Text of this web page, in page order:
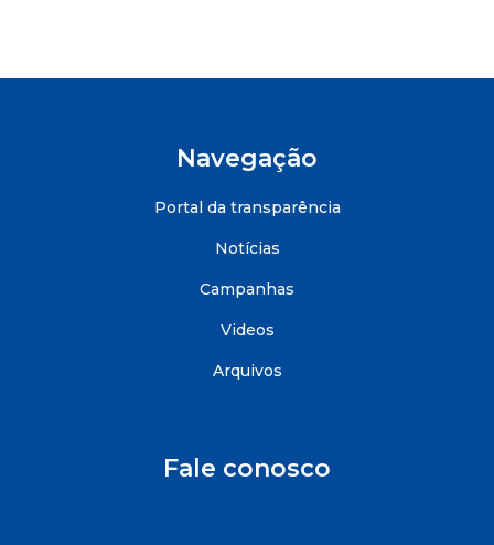
Navegação
Portal da transparência
Notícias
Campanhas
Videos
Arquivos
Fale conosco